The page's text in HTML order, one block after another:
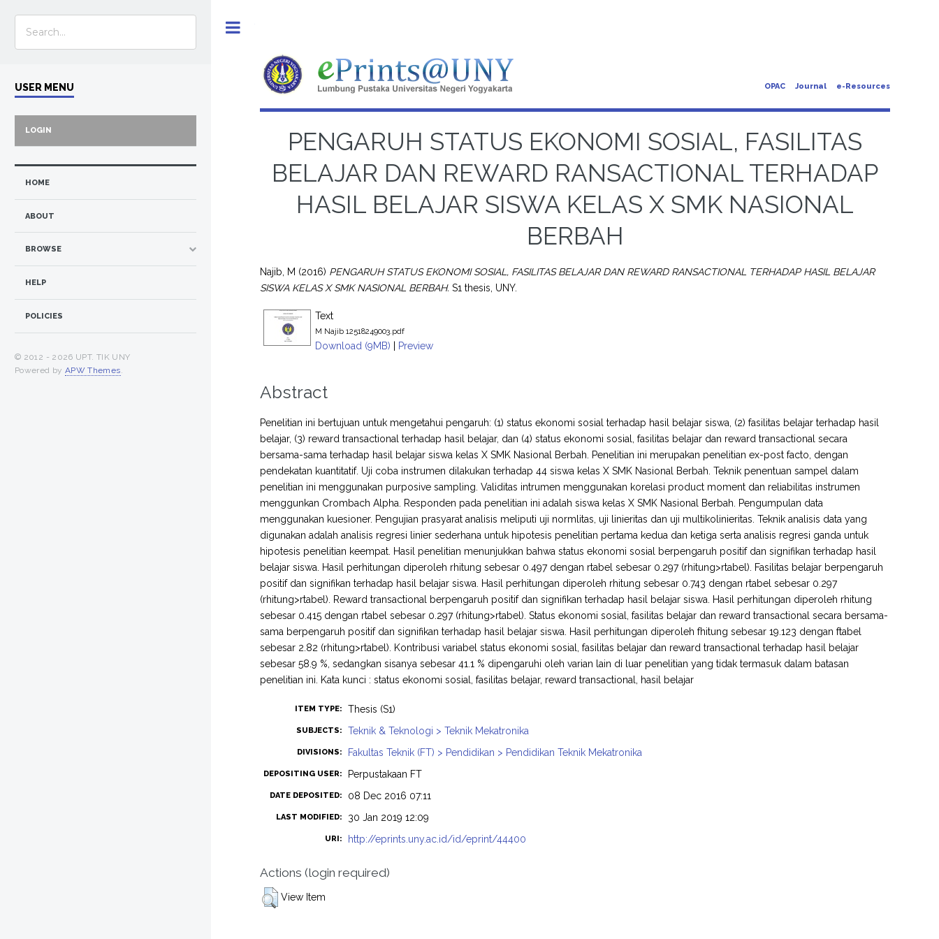
OPAC Journal e-Resources
PENGARUH STATUS EKONOMI SOSIAL, FASILITAS
BELAJAR DAN REWARD RANSACTIONAL TERHADAP
HASIL BELAJAR SISWA KELAS X SMK NASIONAL
BERBAH
Najib, M (2016) PENGARUH STATUS EKONOMI SOSIAL, FASILITAS BELAJAR DAN REWARD RANSACTIONAL TERHADAP HASIL BELAJAR
SISWA KELAS X SMK NASIONAL BERBAH. S1 thesis, UNY.
Text
M Najib 12518249003.pdf
Download (9MB) | Preview
Abstract
Penelitian ini bertujuan untuk mengetahui pengaruh: (1) status ekonomi sosial terhadap hasil belajar siswa, (2) fasilitas belajar terhadap hasil
belajar, (3) reward transactional terhadap hasil belajar, dan (4) status ekonomi sosial, fasilitas belajar dan reward transactional secara
bersama-sama terhadap hasil belajar siswa kelas X SMK Nasional Berbah. Penelitian ini merupakan penelitian ex-post facto, dengan
pendekatan kuantitatif. Uji coba instrumen dilakukan terhadap 44 siswa kelas X SMK Nasional Berbah. Teknik penentuan sampel dalam
penelitian ini menggunakan purposive sampling. Validitas intrumen menggunakan korelasi product moment dan reliabilitas instrumen
menggunkan Crombach Alpha. Responden pada penelitian ini adalah siswa kelas X SMK Nasional Berbah. Pengumpulan data
menggunakan kuesioner. Pengujian prasyarat analisis meliputi uji normlitas, uji linieritas dan uji multikolinieritas. Teknik analisis data yang
digunakan adalah analisis regresi linier sederhana untuk hipotesis penelitian pertama kedua dan ketiga serta analisis regresi ganda untuk
hipotesis penelitian keempat. Hasil penelitian menunjukkan bahwa status ekonomi sosial berpengaruh positif dan signifikan terhadap hasil
belajar siswa. Hasil perhitungan diperoleh rhitung sebesar 0.497 dengan rtabel sebesar 0.297 (rhitung>rtabel). Fasilitas belajar berpengaruh
positif dan signifikan terhadap hasil belajar siswa. Hasil perhitungan diperoleh rhitung sebesar 0.743 dengan rtabel sebesar 0.297
(rhitung>rtabel). Reward transactional berpengaruh positif dan signifikan terhadap hasil belajar siswa. Hasil perhitungan diperoleh rhitung
sebesar 0.415 dengan rtabel sebesar 0.297 (rhitung>rtabel). Status ekonomi sosial, fasilitas belajar dan reward transactional secara bersama-
sama berpengaruh positif dan signifikan terhadap hasil belajar siswa. Hasil perhitungan diperoleh fhitung sebesar 19.123 dengan ftabel
sebesar 2.82 (rhitung>rtabel). Kontribusi variabel status ekonomi sosial, fasilitas belajar dan reward transactional terhadap hasil belajar
sebesar 58.9 %, sedangkan sisanya sebesar 41.1 % dipengaruhi oleh varian lain di luar penelitian yang tidak termasuk dalam batasan
penelitian ini. Kata kunci : status ekonomi sosial, fasilitas belajar, reward transactional, hasil belajar
ITEM TYPE: Thesis (S1)
SUBJECTS: Teknik & Teknologi > Teknik Mekatronika
DIVISIONS: Fakultas Teknik (FT) > Pendidikan > Pendidikan Teknik Mekatronika
DEPOSITING USER: Perpustakaan FT
DATE DEPOSITED: 08 Dec 2016 07:11
LAST MODIFIED: 30 Jan 2019 12:09
URI: http://eprints.uny.ac.id/id/eprint/44400
Actions (login required)
View Item
USER MENU
LOGIN
HOME
ABOUT
BROWSE
HELP
POLICIES
© 2012 - 2026 UPT. TIK UNY
Powered by APW Themes